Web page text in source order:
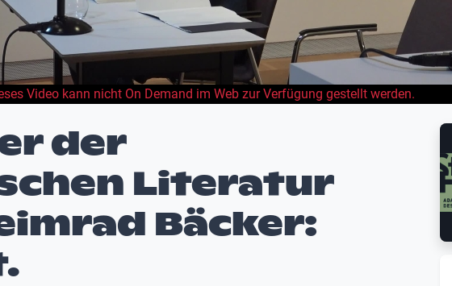
Video kann nicht On Demand im Web zur Verfügung gestellt werden.
der
Literatur
Bäcker: